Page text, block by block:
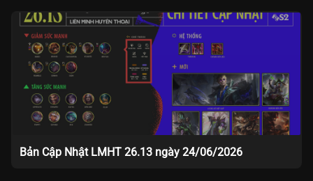
Bản Cập Nhật LMHT 26.13 ngày 24/06/2026